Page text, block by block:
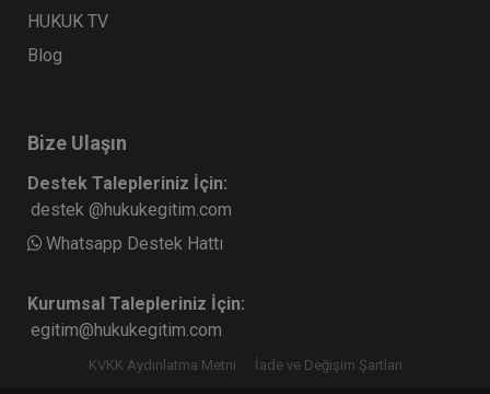
HUKUK TV
Blog
Bize Ulaşın
Destek Talepleriniz İçin:
destek @hukukegitim.com
Whatsapp Destek Hattı
Kurumsal Talepleriniz İçin:
egitim@hukukegitim.com
KVKK Aydınlatma Metni İade ve Değişim Şartları